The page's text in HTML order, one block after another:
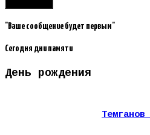
"Ваше сообщение будет первым"
Сегодня дни памяти
День рождения